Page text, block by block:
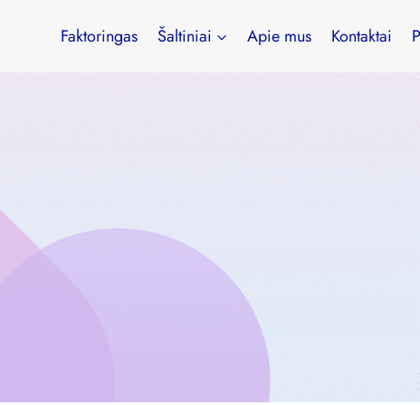
Faktoringas Šaltiniai Apie mus Kontaktai